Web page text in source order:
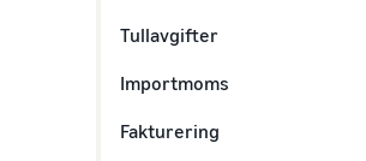
Tullavgifter
Importmoms
Fakturering